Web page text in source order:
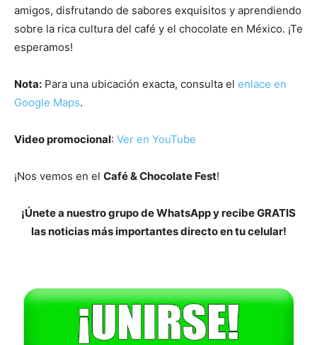
amigos, disfrutando de sabores exquisitos y aprendiendo
sobre la rica cultura del café y el chocolate en México. ¡Te
esperamos!
Nota: Para una ubicación exacta, consulta el enlace en
Google Maps.
Video promocional: Ver en YouTube
¡Nos vemos en el Café & Chocolate Fest!
¡Únete a nuestro grupo de WhatsApp y recibe GRATIS
las noticias más importantes directo en tu celular!